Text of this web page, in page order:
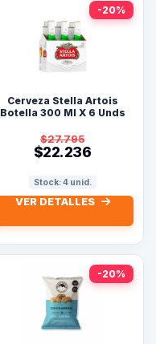
-20%
Cerveza Stella Artois
Botella 300 Ml X 6 Unds
$27.795
$22.236
Stock: 4 unid.
VER DETALLES
-20%